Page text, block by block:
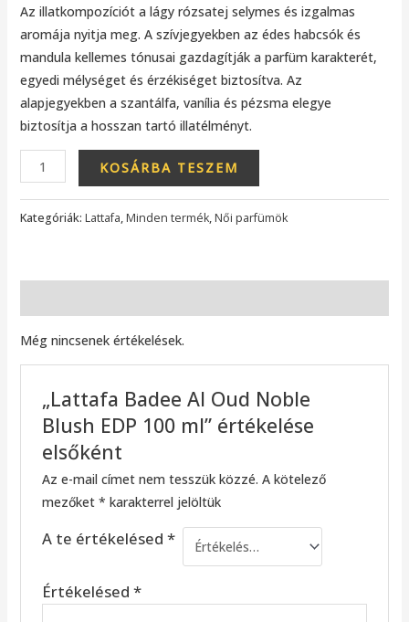
Az illatkompozíciót a lágy rózsatej selymes és izgalmas
aromája nyitja meg. A szívjegyekben az édes habcsók és
mandula kellemes tónusai gazdagítják a parfüm karakterét,
egyedi mélységet és érzékiséget biztosítva. Az
alapjegyekben a szantálfa, vanília és pézsma elegye
biztosítja a hosszan tartó illatélményt.
KOSÁRBA TESZEM
Kategóriák: Lattafa,Minden termék,Női parfümök
Még nincsenek értékelések.
„Lattafa Badee Al Oud Noble
Blush EDP 100 ml” értékelése
elsőként
Az e-mail címet nem tesszük közzé. A kötelező
mezőket * karakterrel jelöltük
A te értékelésed *
Értékelésed *